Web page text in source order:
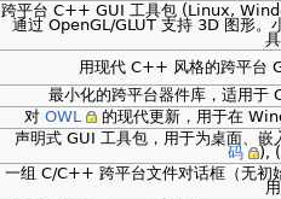
跨平台 C++ GUI 工具包 (Linux,
通过 OpenGL/GLUT 支持 3D 图形。
用现代 C++ 风格的跨平台
最小化的跨平台器件库，适用于
对 OWL
的现代更新，用于在
声明式 GUI 工具包，用于为桌面、
码
), (
一组 C/C++ 跨平台文件对话框（无初